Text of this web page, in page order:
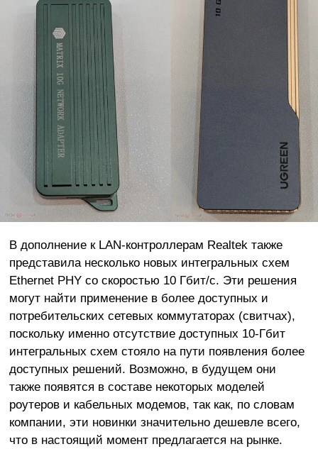
В дополнение к LAN-контроллерам Realtek также
представила несколько новых интегральных схем
Ethernet PHY со скоростью 10 Гбит/с. Эти решения
могут найти применение в более доступных и
потребительских сетевых коммутаторах (свитчах),
поскольку именно отсутствие доступных 10-Гбит
интегральных схем стояло на пути появления более
доступных решений. Возможно, в будущем они
также появятся в составе некоторых моделей
роутеров и кабельных модемов, так как, по словам
компании, эти новинки значительно дешевле всего,
что в настоящий момент предлагается на рынке.